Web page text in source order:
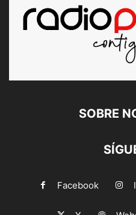
SOBRE
Facebook